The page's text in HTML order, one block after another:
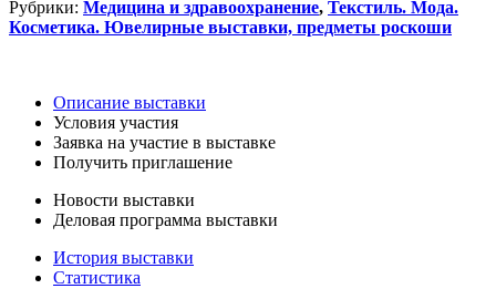
Рубрики: Медицина и здравоохранение, Текстиль. Мода.
Косметика. Ювелирные выставки, предметы роскоши
Описание выставки
Условия участия
Заявка на участие в выставке
Получить приглашение
Новости выставки
Деловая программа выставки
История выставки
Статистика